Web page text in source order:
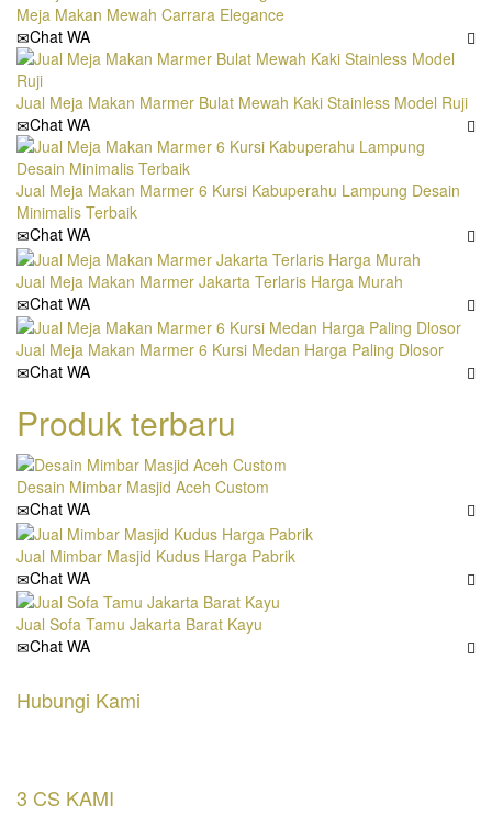
Meja Makan Mewah Carrara Elegance
Chat WA
Jual Meja Makan Marmer Bulat Mewah Kaki Stainless Model Ruji
Chat WA
Jual Meja Makan Marmer 6 Kursi Kabuperahu Lampung Desain
Minimalis Terbaik
Chat WA
Jual Meja Makan Marmer Jakarta Terlaris Harga Murah
Chat WA
Jual Meja Makan Marmer 6 Kursi Medan Harga Paling Dlosor
Chat WA
Produk terbaru
Desain Mimbar Masjid Aceh Custom
Chat WA
Jual Mimbar Masjid Kudus Harga Pabrik
Chat WA
Jual Sofa Tamu Jakarta Barat Kayu
Chat WA
Hubungi Kami
3 CS KAMI